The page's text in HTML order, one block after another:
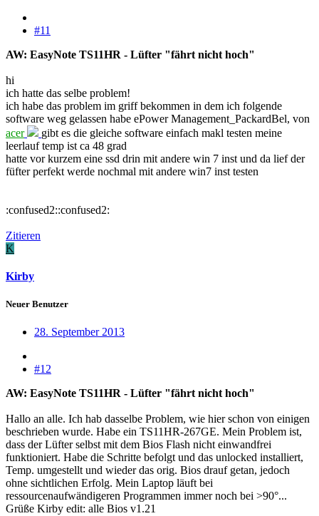
#11
AW: EasyNote TS11HR - Lüfter "fährt nicht hoch"
hi
ich hatte das selbe problem!
ich habe das problem im griff bekommen in dem ich folgende
software weg gelassen habe ePower Management_PackardBel, von
acer
gibt es die gleiche software einfach makl testen meine
leerlauf temp ist ca 48 grad
hatte vor kurzem eine ssd drin mit andere win 7 inst und da lief der
füfter perfekt werde nochmal mit andere win7 inst testen
:confused2::confused2:
Zitieren
K
Kirby
Neuer Benutzer
28. September 2013
#12
AW: EasyNote TS11HR - Lüfter "fährt nicht hoch"
Hallo an alle. Ich hab dasselbe Problem, wie hier schon von einigen
beschrieben wurde. Habe ein TS11HR-267GE. Mein Problem ist,
dass der Lüfter selbst mit dem Bios Flash nicht einwandfrei
funktioniert. Habe die Schritte befolgt und das unlocked installiert,
Temp. umgestellt und wieder das orig. Bios drauf getan, jedoch
ohne sichtlichen Erfolg. Mein Laptop läuft bei
ressourcenaufwändigeren Programmen immer noch bei >90°...
Grüße Kirby edit: alle Bios v1.21